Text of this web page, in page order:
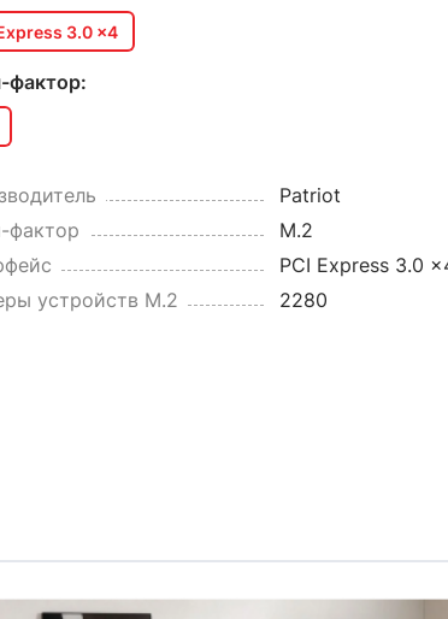
3.0 x4
Patriot
M.2
PCI Express 3.0
устройств M.2
2280